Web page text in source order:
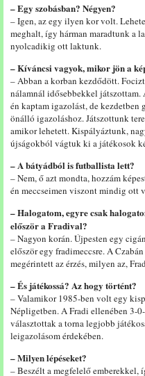
– Egy szobásban? Négyen?
– Igen, az egy ilyen kor volt.
meghalt, így hárman maradtunk a
nyolcadikig ott laktunk.
– Kíváncsi vagyok, mikor jön a
– Abban a korban kezdődött.
nálamnál idősebbekkel
én kaptam igazolást, de
önálló igazoláshoz. Játszottunk
amikor lehetett. Kispályáztunk,
újságokból vágtuk ki a játékosok
– A bátyádból is futballista lett?
– Nem, ő azt mondta, hozzám
én meccseimen viszont mindig ott
– Halogatom, egyre csak
először a Fradival?
– Nagyon korán. Újpesten egy
először egy fradimeccsre. A
megérintett az érzés, milyen az,
– És játékossá? Az hogy történt?
– Valamikor 1985-ben volt egy
Népligetben. A Fradi ellenében 3-
választottak a torna legjobb
leigazolásom érdekében.
– Milyen lépéseket?
– Beszélt a megfelelő